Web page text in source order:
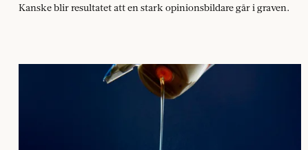
Kanske blir resultatet att en stark opinionsbildare går i graven.